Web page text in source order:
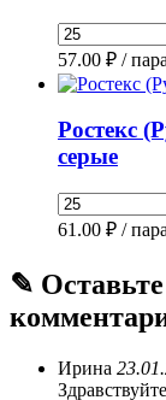
57.00 ₽ / пара
Ростекс
серые
61.00 ₽ / пара
✎
Ирина